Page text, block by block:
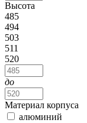
Высота
485
494
503
511
520
до
Материал корпуса
алюминий